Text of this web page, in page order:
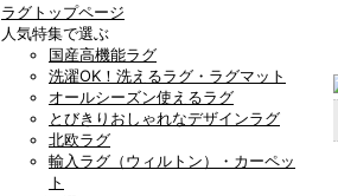
ラグトップページ
人気特集で選ぶ
国産高機能ラグ
洗濯OK！洗えるラグ・ラグマット
オールシーズン使えるラグ
とびきりおしゃれなデザインラグ
北欧ラグ
輸入ラグ（ウィルトン）・カーペッ
ト